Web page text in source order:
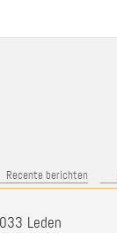
Recente berichten
Leden